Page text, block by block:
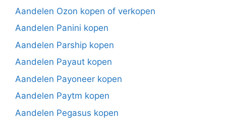
Aandelen Ozon kopen of verkopen
Aandelen Panini kopen
Aandelen Parship kopen
Aandelen Payaut kopen
Aandelen Payoneer kopen
Aandelen Paytm kopen
Aandelen Pegasus kopen